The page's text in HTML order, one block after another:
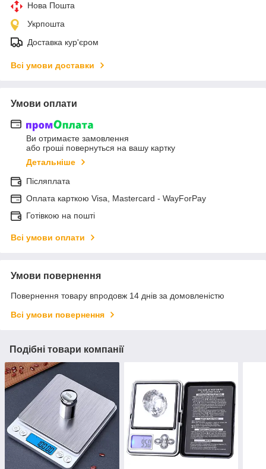
Нова Пошта
Укрпошта
Доставка кур'єром
Всі умови доставки
Умови оплати
Ви отримаєте замовлення
або гроші повернуться на вашу картку
Детальніше
Післяплата
Оплата карткою Visa, Mastercard - WayForPay
Готівкою на пошті
Всі умови оплати
Умови повернення
Повернення товару впродовж 14 днів за домовленістю
Всі умови повернення
Подібні товари компанії